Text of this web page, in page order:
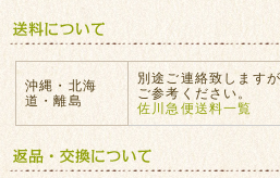
沖縄・北海
道・離島
別途ご連絡致します
ご参考ください。
佐川急便送料一覧